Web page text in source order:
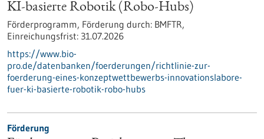
KI-basierte Robotik (Robo-Hubs)
Förderprogramm, Förderung durch: BMFTR,
Einreichungsfrist: 31.07.2026
https://www.bio-
pro.de/datenbanken/foerderungen/richtlinie-zur-
foerderung-eines-konzeptwettbewerbs-innovationslabore-
fuer-ki-basierte-robotik-robo-hubs
Förderung